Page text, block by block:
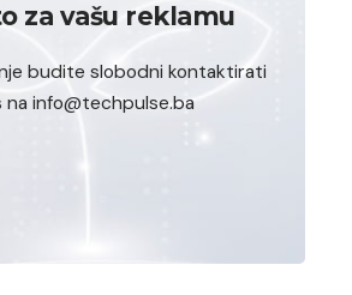
za vašu reklamu
budite slobodni kontaktirati
na info@techpulse.ba